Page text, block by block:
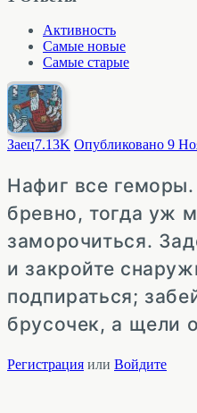
Активность
Самые новые
Самые старые
Заец7.13K Опубликовано 9
Нафиг все
бревно, тогда уж
заморочиться.
и закройте
подпираться;
брусочек, а щели
Регистрация или Войдите